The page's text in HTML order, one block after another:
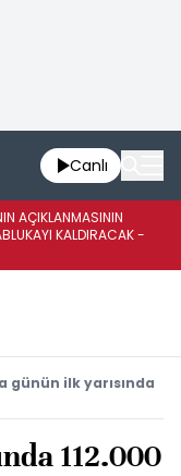
Canlı
AÇIKLANMASININ
KALDIRACAK -
günün ilk yarısında
112.000